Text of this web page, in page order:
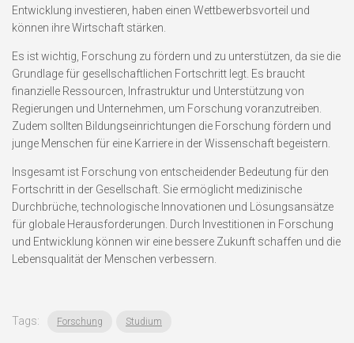
Entwicklung investieren, haben einen Wettbewerbsvorteil und
können ihre Wirtschaft stärken.
Es ist wichtig, Forschung zu fördern und zu unterstützen, da sie die
Grundlage für gesellschaftlichen Fortschritt legt. Es braucht
finanzielle Ressourcen, Infrastruktur und Unterstützung von
Regierungen und Unternehmen, um Forschung voranzutreiben.
Zudem sollten Bildungseinrichtungen die Forschung fördern und
junge Menschen für eine Karriere in der Wissenschaft begeistern.
Insgesamt ist Forschung von entscheidender Bedeutung für den
Fortschritt in der Gesellschaft. Sie ermöglicht medizinische
Durchbrüche, technologische Innovationen und Lösungsansätze
für globale Herausforderungen. Durch Investitionen in Forschung
und Entwicklung können wir eine bessere Zukunft schaffen und die
Lebensqualität der Menschen verbessern.
Tags: Forschung Studium